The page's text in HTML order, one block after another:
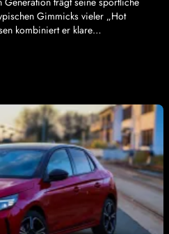
Gimmicks vieler „Hot
kombiniert er klare…